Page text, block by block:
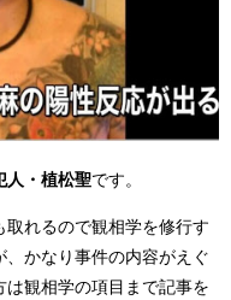
人・植松聖です。
れるので観相学を修行す
かなり事件の内容がえぐ
観相学の項目まで記事を